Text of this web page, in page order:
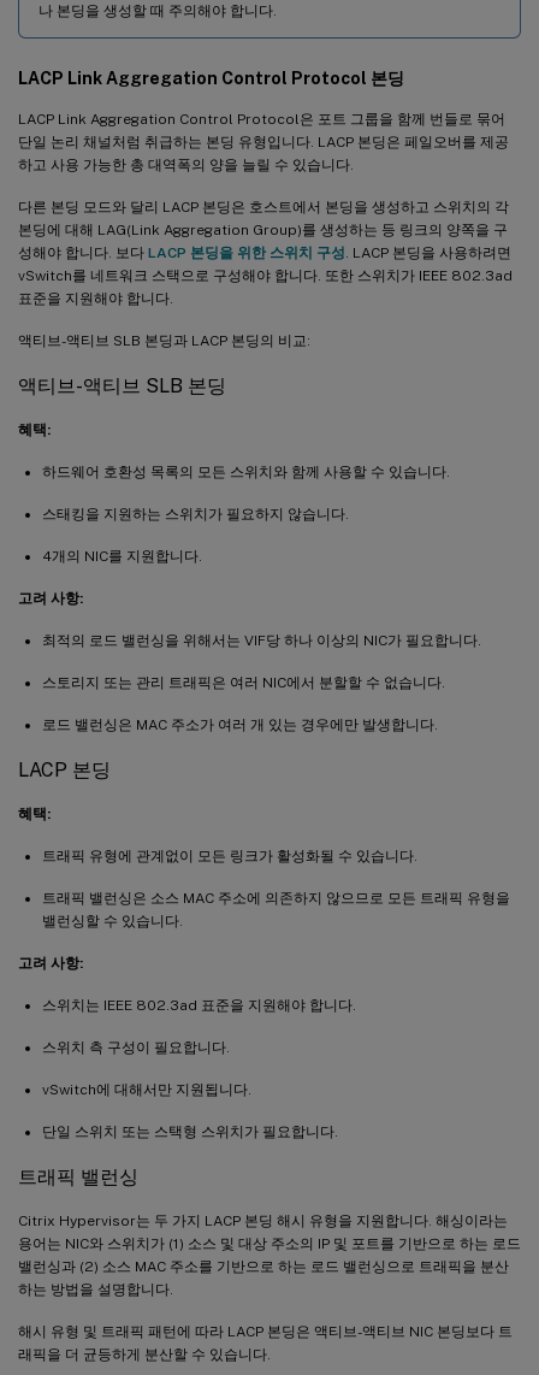
나 본딩을 생성할 때 주의해야 합니다.
LACP Link Aggregation Control Protocol 본딩
LACP Link Aggregation Control Protocol은 포트 그룹을 함께 번들로 묶어
단일 논리 채널처럼 취급하는 본딩 유형입니다. LACP 본딩은 페일오버를 제공
하고 사용 가능한 총 대역폭의 양을 늘릴 수 있습니다.
다른 본딩 모드와 달리 LACP 본딩은 호스트에서 본딩을 생성하고 스위치의 각
본딩에 대해 LAG(Link Aggregation Group)를 생성하는 등 링크의 양쪽을 구
성해야 합니다. 보다 LACP 본딩을 위한 스위치 구성 . LACP 본딩을 사용하려면
vSwitch를 네트워크 스택으로 구성해야 합니다. 또한 스위치가 IEEE 802.3ad
표준을 지원해야 합니다.
액티브-액티브 SLB 본딩과 LACP 본딩의 비교:
액티브-액티브 SLB 본딩
혜택:
하드웨어 호환성 목록의 모든 스위치와 함께 사용할 수 있습니다.
스태킹을 지원하는 스위치가 필요하지 않습니다.
4개의 NIC를 지원합니다.
고려 사항:
최적의 로드 밸런싱을 위해서는 VIF당 하나 이상의 NIC가 필요합니다.
스토리지 또는 관리 트래픽은 여러 NIC에서 분할할 수 없습니다.
로드 밸런싱은 MAC 주소가 여러 개 있는 경우에만 발생합니다.
LACP 본딩
혜택:
트래픽 유형에 관계없이 모든 링크가 활성화될 수 있습니다.
트래픽 밸런싱은 소스 MAC 주소에 의존하지 않으므로 모든 트래픽 유형을
밸런싱할 수 있습니다.
고려 사항:
스위치는 IEEE 802.3ad 표준을 지원해야 합니다.
스위치 측 구성이 필요합니다.
vSwitch에 대해서만 지원됩니다.
단일 스위치 또는 스택형 스위치가 필요합니다.
트래픽 밸런싱
Citrix Hypervisor는 두 가지 LACP 본딩 해시 유형을 지원합니다. 해싱이라는
용어는 NIC와 스위치가 (1) 소스 및 대상 주소의 IP 및 포트를 기반으로 하는 로드
밸런싱과 (2) 소스 MAC 주소를 기반으로 하는 로드 밸런싱으로 트래픽을 분산
하는 방법을 설명합니다.
해시 유형 및 트래픽 패턴에 따라 LACP 본딩은 액티브-액티브 NIC 본딩보다 트
래픽을 더 균등하게 분산할 수 있습니다.